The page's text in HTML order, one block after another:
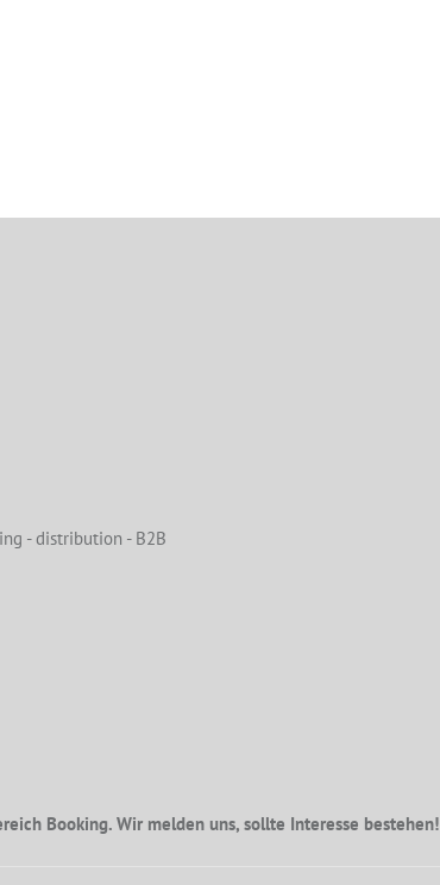
- distribution - B2B
Booking. Wir melden uns, sollte Interesse bestehen!